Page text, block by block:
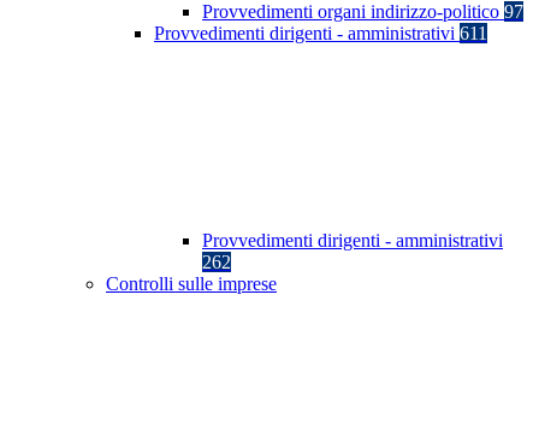
Provvedimenti organi indirizzo-politico 97
Provvedimenti dirigenti - amministrativi 611
Provvedimenti dirigenti - amministrativi
262
Controlli sulle imprese